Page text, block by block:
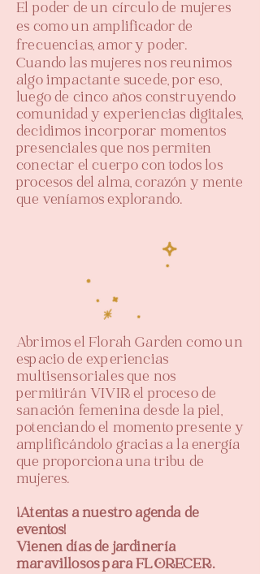
El poder de un círculo de mujeres
es como un amplificador de
frecuencias, amor y poder.
Cuando las mujeres nos reunimos
algo impactante sucede, por eso,
luego de cinco años construyendo
comunidad y experiencias digitales,
decidimos incorporar momentos
presenciales que nos permiten
conectar el cuerpo con todos los
procesos del alma, corazón y mente
que veníamos explorando.
Abrimos el Florah Garden como un
espacio de experiencias
multisensoriales que nos
permitirán VIVIR el proceso de
sanación femenina desde la piel,
potenciando el momento presente y
amplificándolo gracias a la energía
que proporciona una tribu de
mujeres.
¡Atentas a nuestro agenda de
eventos!
Vienen días de jardinería
maravillosos para FLORECER.